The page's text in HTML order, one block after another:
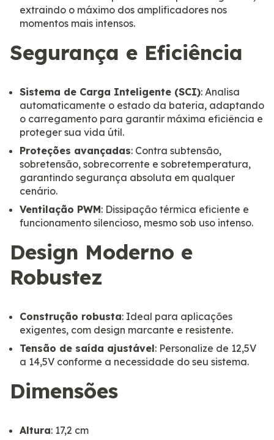
extraindo o máximo dos amplificadores nos
momentos mais intensos.
Segurança e Eficiência
Sistema de Carga Inteligente (SCI): Analisa
automaticamente o estado da bateria, adaptando
o carregamento para garantir máxima eficiência e
proteger sua vida útil.
Proteções avançadas: Contra subtensão,
sobretensão, sobrecorrente e sobretemperatura,
garantindo segurança absoluta em qualquer
cenário.
Ventilação PWM: Dissipação térmica eficiente e
funcionamento silencioso, mesmo sob uso intenso.
Design Moderno e
Robustez
Construção robusta: Ideal para aplicações
exigentes, com design marcante e resistente.
Tensão de saída ajustável: Personalize de 12,5V
a 14,5V conforme a necessidade do seu sistema.
Dimensões
Altura: 17,2 cm